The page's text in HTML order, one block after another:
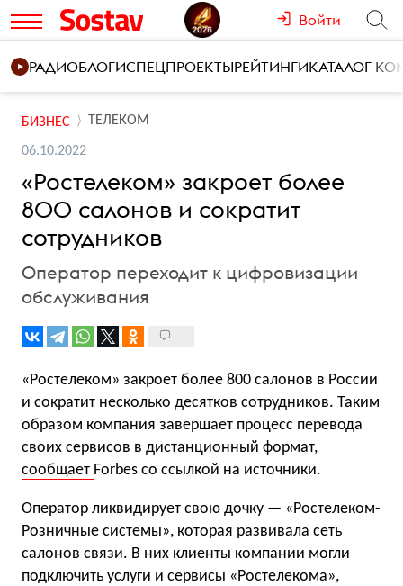
Войти
РАДИОБЛОГИСПЕЦПРОЕКТЫРЕЙТИНГИКАТАЛОГ
БИЗНЕС ТЕЛЕКОМ
06.10.2022
«Ростелеком» закроет более
800 салонов и сократит
сотрудников
Оператор переходит к цифровизации
обслуживания
«Ростелеком» закроет более 800 салонов в России
и сократит несколько десятков сотрудников. Таким
образом компания завершает процесс перевода
своих сервисов в дистанционный формат,
сообщает Forbes со ссылкой на источники.
Оператор ликвидирует свою дочку — «Ростелеком-
Розничные системы», которая развивала сеть
салонов связи. В них клиенты компании могли
подключить услуги и сервисы «Ростелекома»,